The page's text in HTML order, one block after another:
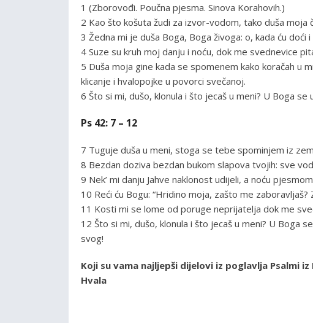
1 (Zborovođi. Poučna pjesma. Sinova Korahovih.)
2 Kao što košuta žudi za izvor-vodom, tako duša moja
3 Žedna mi je duša Boga, Boga živoga: o, kada ću doći
4 Suze su kruh moj danju i noću, dok me svednevice
5 Duša moja gine kada se spomenem kako koračah u
klicanje i hvalopojke u povorci svečanoj.
6 Što si mi, dušo, klonula i što jecaš u meni? U Boga
Ps 42: 7 – 12
7 Tuguje duša u meni, stoga se tebe spominjem iz
8 Bezdan doziva bezdan bukom slapova tvojih: sve
9 Nek’ mi danju Jahve naklonost udijeli, a noću
10 Reći ću Bogu: “Hridino moja, zašto me
11 Kosti mi se lome od poruge neprijatelja dok me
12 Što si mi, dušo, klonula i što jecaš u meni? U Boga
svog!
Koji su vama najljepši dijelovi iz poglavlja Psalmi
Hvala